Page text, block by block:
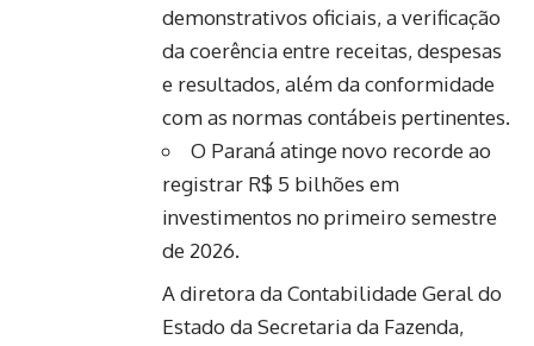
demonstrativos oficiais, a verificação
da coerência entre receitas, despesas
e resultados, além da conformidade
com as normas contábeis pertinentes.
O Paraná atinge novo recorde ao
registrar R$ 5 bilhões em
investimentos no primeiro semestre
de 2026.
A diretora da Contabilidade Geral do
Estado da Secretaria da Fazenda,